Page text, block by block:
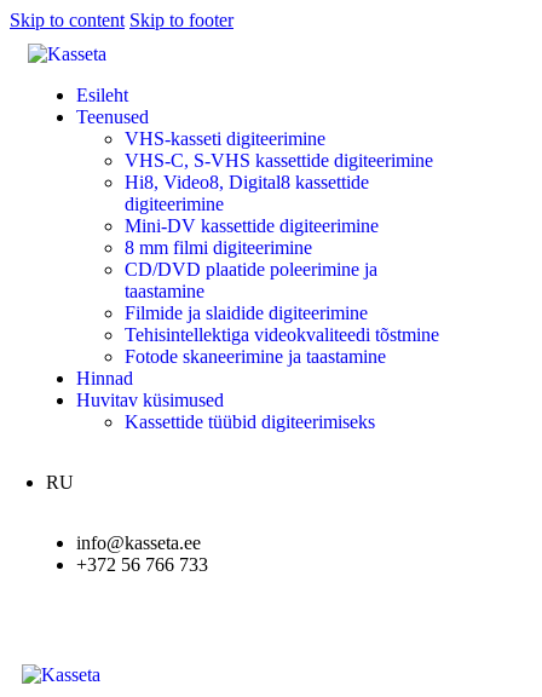
Skip to content Skip to footer
Esileht
Teenused
VHS-kasseti digiteerimine
VHS-С, S-VHS kassettide digiteerimine
Hi8, Video8, Digital8 kassettide
digiteerimine
Mini-DV kassettide digiteerimine
8 mm filmi digiteerimine
CD/DVD plaatide poleerimine ja
taastamine
Filmide ja slaidide digiteerimine
Tehisintellektiga videokvaliteedi tõstmine
Fotode skaneerimine ja taastamine
Hinnad
Huvitav küsimused
Kassettide tüübid digiteerimiseks
RU
info@kasseta.ee
+372 56 766 733